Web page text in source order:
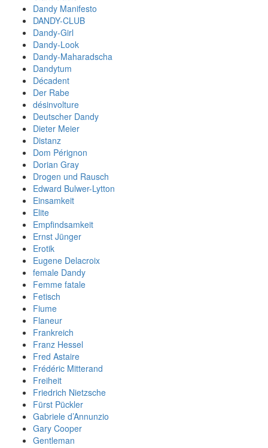
Dandy Manifesto
DANDY-CLUB
Dandy-Girl
Dandy-Look
Dandy-Maharadscha
Dandytum
Décadent
Der Rabe
désinvolture
Deutscher Dandy
Dieter Meier
Distanz
Dom Pérignon
Dorian Gray
Drogen und Rausch
Edward Bulwer-Lytton
Einsamkeit
Elite
Empfindsamkeit
Ernst Jünger
Erotik
Eugene Delacroix
female Dandy
Femme fatale
Fetisch
Fiume
Flaneur
Frankreich
Franz Hessel
Fred Astaire
Frédéric Mitterand
Freiheit
Friedrich Nietzsche
Fürst Pückler
Gabriele d’Annunzio
Gary Cooper
Gentleman